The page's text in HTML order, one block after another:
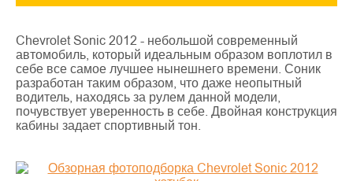
Chevrolet Sonic 2012 - небольшой современный
автомобиль, который идеальным образом воплотил в
себе все самое лучшее нынешнего времени. Соник
разработан таким образом, что даже неопытный
водитель, находясь за рулем данной модели,
почувствует уверенность в себе. Двойная конструкция
кабины задает спортивный тон.